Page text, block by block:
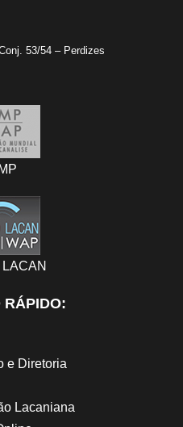
53/54 – Perdizes
RÁPIDO:
e Diretoria
Lacaniana